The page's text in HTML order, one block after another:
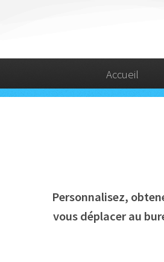
Accueil
Personnalisez,
vous déplacer au